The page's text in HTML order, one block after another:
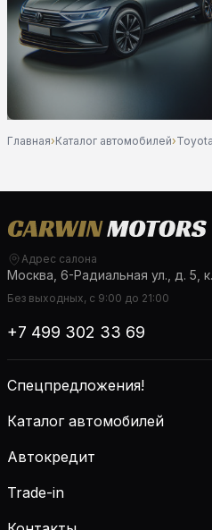
Главная›Каталог автомобилей›Toyota
Адрес салона
Москва, 6-Радиальная ул., д. 5,
Без выходных, с 9:00 до 21:00
+7 499 302 33 69
Спецпредложения!
Каталог автомобилей
Автокредит
Trade-in